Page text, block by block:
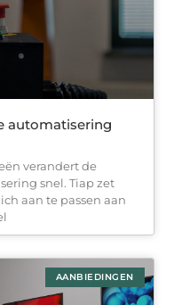
automatisering
verandert de
snel. Tiap zet
aan te passen aan
AANBIEDINGEN